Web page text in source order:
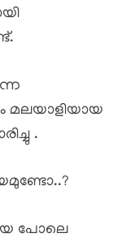
മലയാളിയായ
.
പോലെ